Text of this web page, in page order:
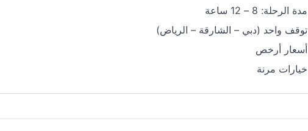
مدة الرحلة: 8 – 12 ساعة
توقف واحد (دبي – الشارقة – الرياض)
أسعار أرخص
خيارات مرنة